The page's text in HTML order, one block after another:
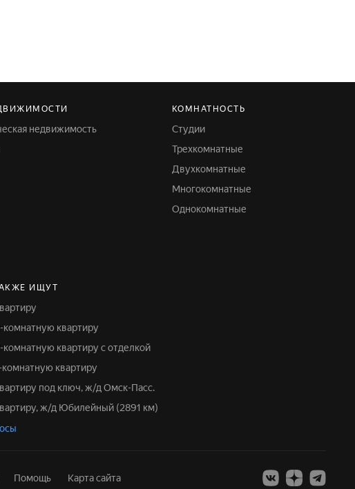
недвижимость
КОМНАТНОСТЬ
Студии
Трехкомнатные
Двухкомнатные
Многокомнатные
Однокомнатные
ИЩУТ
комнатную квартиру
комнатную квартиру с отделкой
комнатную квартиру
под ключ, ж/д Омск-Пасс.
ж/д Юбилейный (2891 км)
Помощь Карта сайта